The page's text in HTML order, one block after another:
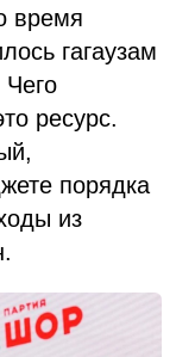
время
гагаузам
Чего
ресурс.
порядка
из